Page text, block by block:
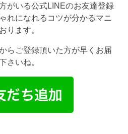
がいる公式LINEのお友達登録
れになれるコツが分かるマニ
ります。
らご登録頂いた方が早くお届
さいね。